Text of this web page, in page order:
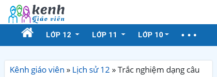
LỚP 12 LỚP 11 LỚP 10
Kênh giáo viên » Lịch sử 12 »Trắc nghiệm dạng câu